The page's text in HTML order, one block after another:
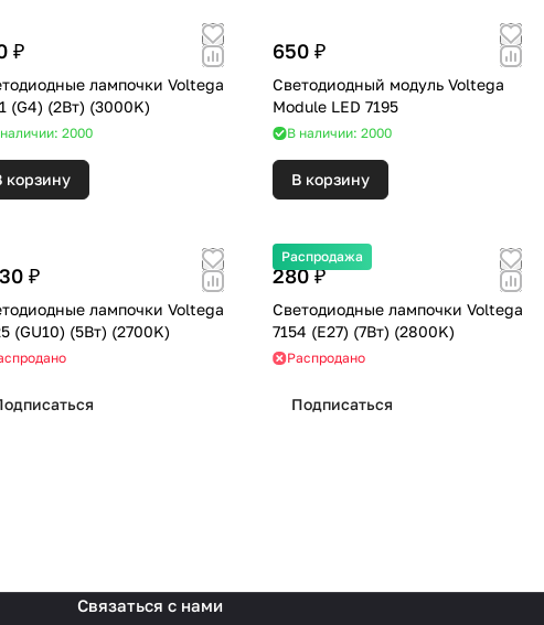
₽
лампочки Voltega
7261 (G4) (2Вт) (3000K)
2000
корзину
650 ₽
Светодиодный модуль Voltega
Module LED 7195
В наличии: 2000
В корзину
₽
лампочки Voltega
2425 (GU10) (5Вт) (2700K)
Распродажа
280 ₽
Светодиодные лампочки Voltega
7154 (E27) (7Вт) (2800K)
Распродано
Подписаться
Связаться с нами